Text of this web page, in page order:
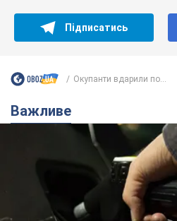
Підписатись
Окупанти вдарили по...
Важливе